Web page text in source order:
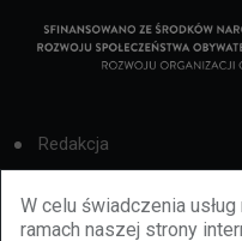
W celu świadczenia
ramach naszej strony
Redakcja
Cookies